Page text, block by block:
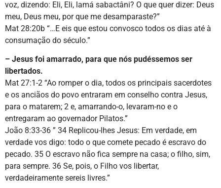
voz, dizendo: Eli, Eli, lamá sabactâni? O que quer dizer: Deus
meu, Deus meu, por que me desamparaste?”
Mat 28:20b “…E eis que estou convosco todos os dias até à
consumação do século.”
– Jesus foi amarrado, para que nós pudéssemos ser
libertados.
Mat 27:1-2 “Ao romper o dia, todos os principais sacerdotes
e os anciãos do povo entraram em conselho contra Jesus,
para o matarem; 2 e, amarrando-o, levaram-no e o
entregaram ao governador Pilatos.”
João 8:33-36 ” 34 Replicou-lhes Jesus: Em verdade, em
verdade vos digo: todo o que comete pecado é escravo do
pecado. 35 O escravo não fica sempre na casa; o filho, sim,
para sempre. 36 Se, pois, o Filho vos libertar,
verdadeiramente sereis livres.”